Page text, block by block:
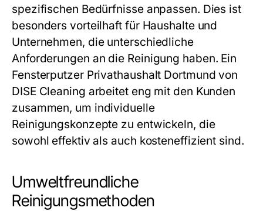
spezifischen Bedürfnisse anpassen. Dies ist
besonders vorteilhaft für Haushalte und
Unternehmen, die unterschiedliche
Anforderungen an die Reinigung haben. Ein
Fensterputzer Privathaushalt Dortmund von
DISE Cleaning arbeitet eng mit den Kunden
zusammen, um individuelle
Reinigungskonzepte zu entwickeln, die
sowohl effektiv als auch kosteneffizient sind.
Umweltfreundliche
Reinigungsmethoden